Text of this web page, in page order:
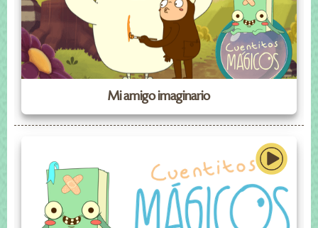
Mi amigo imaginario